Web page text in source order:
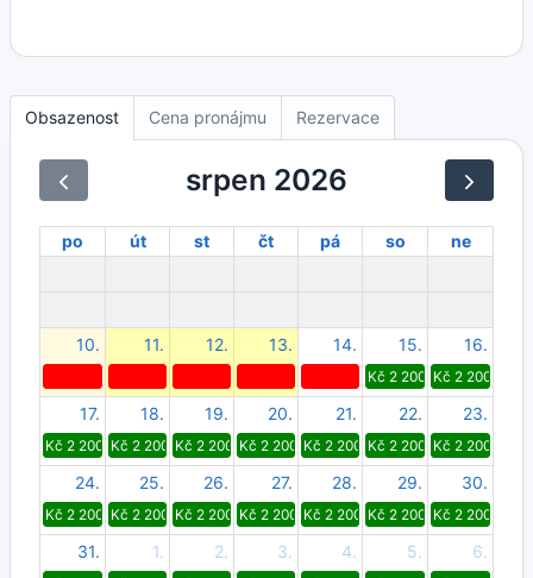
Obsazenost Cena pronájmu Rezervace
srpen 2026
po út st čt pá so ne
10. 11. 12. 13. 14. 15.
Kč 2 200
16.
Kč 2 200
17.
Kč 2 200
18.
Kč 2 200
19.
Kč 2 200
20.
Kč 2 200
21.
Kč 2 200
22.
Kč 2 200
23.
Kč 2 200
24.
Kč 2 200
25.
Kč 2 200
26.
Kč 2 200
27.
Kč 2 200
28.
Kč 2 200
29.
Kč 2 200
30.
Kč 2 200
31. 1. 2. 3. 4. 5. 6.